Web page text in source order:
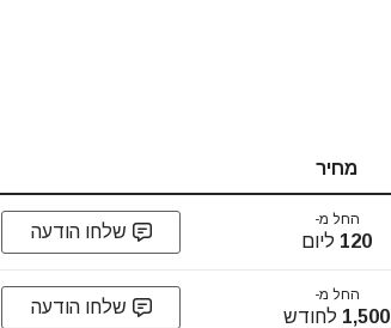
מחיר
החל מ-
120 ליום שלחו הודעה
החל מ-
1,500 לחודש שלחו הודעה